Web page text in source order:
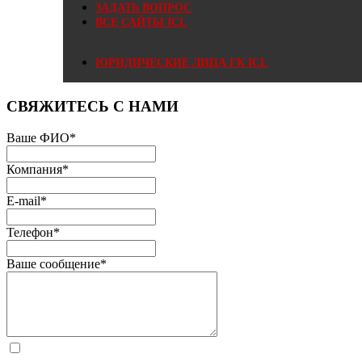
ЗАДАТЬ ВОПРОС
ВСЕ САЙТЫ ICL
ЮРИДИЧЕСКИЕ ЛИЦА ГК ICL
СВЯЖИТЕСЬ С НАМИ
Ваше ФИО*
Компания*
E-mail*
Телефон*
Ваше сообщение*